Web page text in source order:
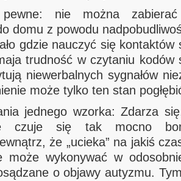
nie można
domu z powodu
gdzie nauczyć się kontaktów
trudność w czytaniu kodów
niewerbalnych sygnałów
może tylko ten stan
jednego wzorka: Zdarza
czuje się tak mocno
że „ucieka” na jakiś
może wykonywać w
o objawy autyzmu.